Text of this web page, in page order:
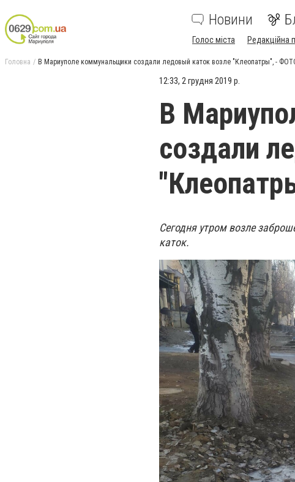
Новини
Голос міста Редакційна
Головна В Мариуполе коммунальщики создали ледовый каток возле "Клеопатры", -
12:33, 2 грудня 2019 р.
В
создали
Сегодня утром возле
каток.